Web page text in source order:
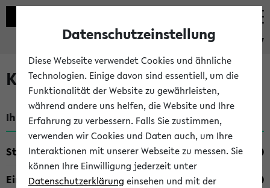
eKVV
Kombisuche im eKVV
Ihre Suchkriterien:
Studienfach
Einrichtung
Datenschutzeinstellung
Diese Webseite verwendet Cookies und ähnliche
Technologien. Einige davon sind essentiell, um die
Funktionalität der Website zu gewährleisten,
während andere uns helfen, die Website und Ihre
Erfahrung zu verbessern. Falls Sie zustimmen,
verwenden wir Cookies und Daten auch, um Ihre
Interaktionen mit unserer Webseite zu messen. Sie
können Ihre Einwilligung jederzeit unter
Datenschutzerklärung einsehen und mit der